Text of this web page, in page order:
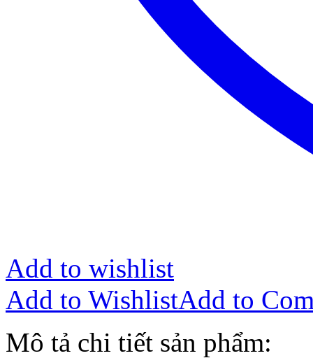
Add to wishlist
Add to WishlistAdd to
Mô tả chi tiết sản phẩm: